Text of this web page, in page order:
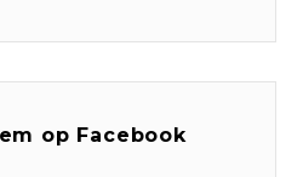
op Facebook